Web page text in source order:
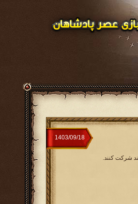
‏1403/09/18
شرکت کنند.